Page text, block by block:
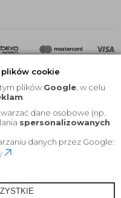
cookie
plików Google , w celu
dane osobowe (np.
spersonalizowanych
danych przez Google:
|KEYfabrics
sklepu: